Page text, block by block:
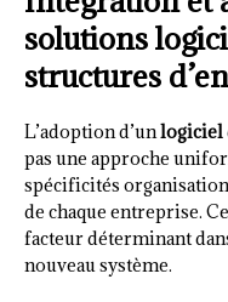
solutions
structures
L’adoption d’unlogiciel
pas une approche
spécificités
de chaque entreprise.
facteur déterminant
nouveau système.